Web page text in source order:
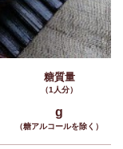
糖質量
（1人分）
g
（糖アルコールを除く）